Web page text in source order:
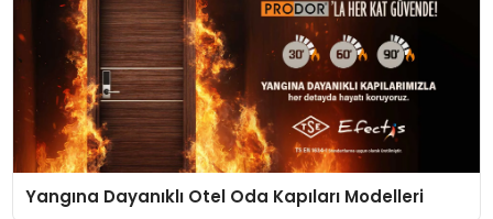
Yangına Dayanıklı Otel Oda Kapıları Modelleri